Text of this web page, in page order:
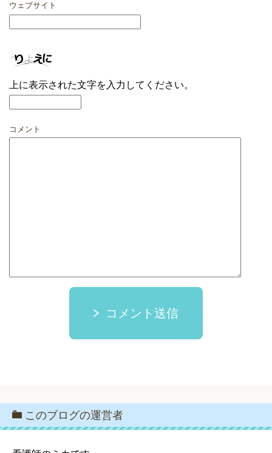
ウェブサイト
上に表示された文字を入力してください。
コメント
コメント送信
このブログの運営者